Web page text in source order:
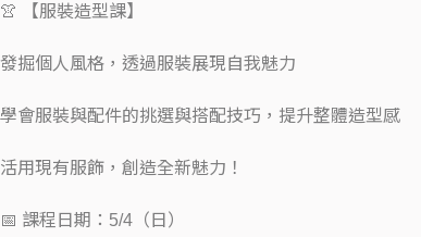
👚 【服裝造型課】
發掘個人風格，透過服裝展現自我魅力
學會服裝與配件的挑選與搭配技巧，提升整體造型感
活用現有服飾，創造全新魅力！
📅 課程日期：5/4（日）